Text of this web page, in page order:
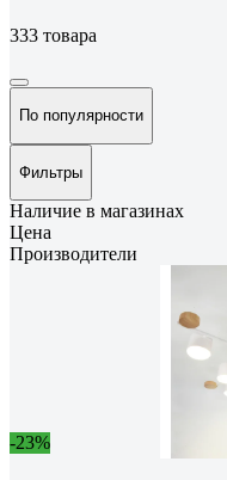
333 товара
По популярности
Фильтры
Наличие в магазинах
Цена
Производители
-23%